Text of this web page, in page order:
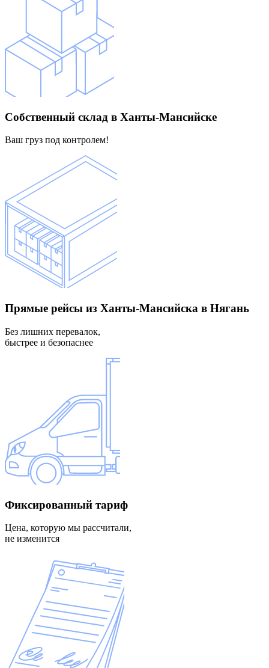
Собственный склад в Ханты-Мансийске
Ваш груз под контролем!
Прямые рейсы из Ханты-Мансийска в Нягань
Без лишних перевалок,
быстрее и безопаснее
Фиксированный тариф
Цена, которую мы рассчитали,
не изменится